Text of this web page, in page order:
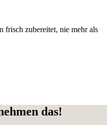
frisch zubereitet, nie mehr als
das!